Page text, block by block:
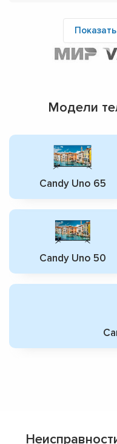
Модели
Candy Uno 65
Candy Uno 50